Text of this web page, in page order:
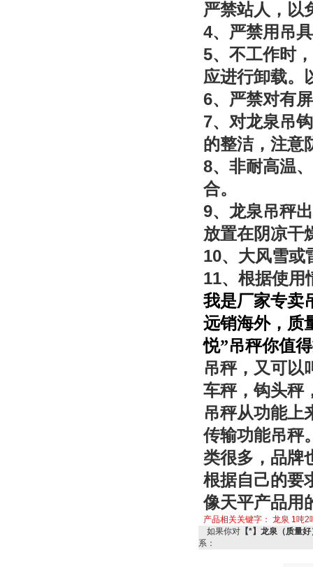
严禁站人，以
4、严禁用吊
5、不工作时
应进行卸载。
6、严禁对有
7、对龙泉吊
的整洁，注意
8、非耐高温
合。
9、龙泉吊秤
放置在阴凉干
10、大风雪或
11、根据使用
我是厂家专卖
远销海外，质
悦”吊秤你值
吊秤，又可以
车秤，钩头秤
吊秤从功能上
传输功能吊秤
类很多，品牌
根据自己的要
像天平产品用
产品相关关键字： 龙泉 1吨2
如果你对 【*】龙泉（质量
系：